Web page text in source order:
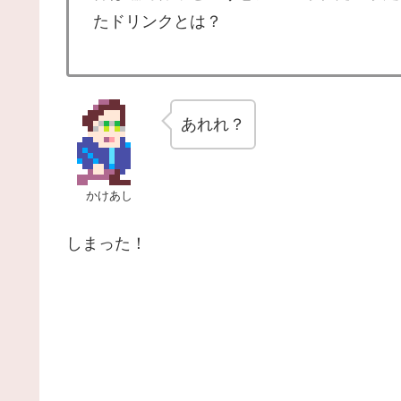
たドリンクとは？
かけあし
あれれ？
しまった！